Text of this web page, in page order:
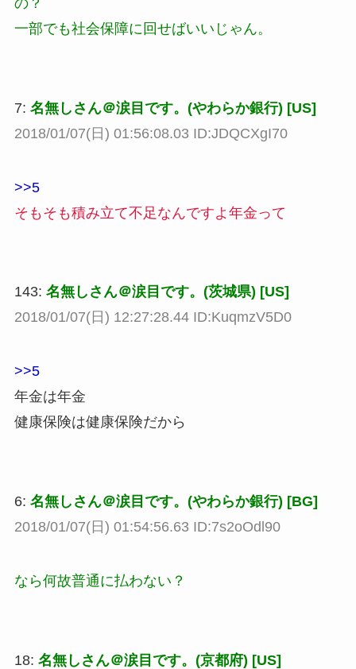
の？
一部でも社会保障に回せばいいじゃん。
7: 名無しさん＠涙目です。(やわらか銀行) [US]
2018/01/07(日) 01:56:08.03 ID:JDQCXgI70
>>5
そもそも積み立て不足なんですよ年金って
143: 名無しさん＠涙目です。(茨城県) [US]
2018/01/07(日) 12:27:28.44 ID:KuqmzV5D0
>>5
年金は年金
健康保険は健康保険だから
6: 名無しさん＠涙目です。(やわらか銀行) [BG]
2018/01/07(日) 01:54:56.63 ID:7s2oOdl90
なら何故普通に払わない？
18: 名無しさん＠涙目です。(京都府) [US]